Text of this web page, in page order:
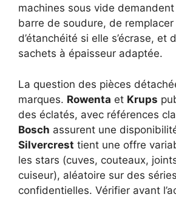
machines sous vide
barre de soudure, de remplacer
d’étanchéité si elle s’écrase, et
sachets à épaisseur adaptée.
La question des pièces
marques. Rowenta et Krups
des éclatés, avec références
Bosch assurent une
Silvercrest tient une offre
les stars (cuves, couteaux,
cuiseur), aléatoire sur des
confidentielles. Vérifier avant